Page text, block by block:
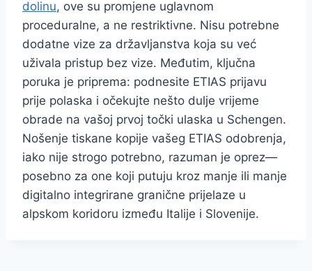
dolinu, ove su promjene uglavnom
proceduralne, a ne restriktivne. Nisu potrebne
dodatne vize za državljanstva koja su već
uživala pristup bez vize. Međutim, ključna
poruka je priprema: podnesite ETIAS prijavu
prije polaska i očekujte nešto dulje vrijeme
obrade na vašoj prvoj točki ulaska u Schengen.
Nošenje tiskane kopije vašeg ETIAS odobrenja,
iako nije strogo potrebno, razuman je oprez—
posebno za one koji putuju kroz manje ili manje
digitalno integrirane granične prijelaze u
alpskom koridoru između Italije i Slovenije.